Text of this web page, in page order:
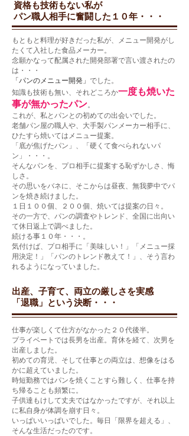
資格も技術もない私が
パン職人相手に奮闘した１０年・・・
​もともと料理が好きだった私が、メニュー開発がし
たくて入社した食品メーカー。
念願かなって配属された開発部署で言い渡されたの
は・・・
「パンのメニュー開発」 でした。
知識も技術も無い、それどころか一度も焼いた
事が無かったパン。
これが、私とパンとの初めての出会いでした。
老舗パン屋の職人や、大手製パンメーカー相手に、
ひたすら焼いてはメニュー提案。
「底が焦げたパン」、「硬くて食べられないパ
ン」・・・。
そんなパンを、プロ相手に提案する恥ずかしさ、悔
しさ。
その思いをバネに、そこからは昼夜、無我夢中でパ
ンを焼き続けました。
１日１００個、２００個、焼いては提案の日々。
その一方で、パンの調査やトレンド、全国に出向い
て休日返上で調べました。
続ける事１０年・・・。
​気付けば、プロ相手に「美味しい！」「メニュー採
用決定！」「パンのトレンド教えて！」、そう言わ
れるようになっていました。
出産、子育て、両立の厳しさを実感
「退職」という決断・・・
仕事が楽しくて仕方がなかった２０代後半。
プライベートでは長男を出産。育休を経て、次男を
出産しました。
初めての育児、そして仕事との両立は、想像をはる
かに超えていました。
時短勤務ではパンを焼くことすら難しく、仕事を持
ち帰ることも頻繁に。
子供達もけして丈夫ではなかったですが、それ以上
に私自身が体調を崩す日々。
いっぱいいっぱいでした。毎日「限界を超える」、
そんな生活だったのです。